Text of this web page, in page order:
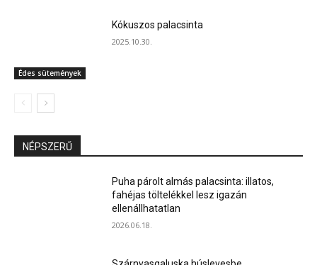
Édes sütemények
Kókuszos palacsinta
2025.10.30.
NÉPSZERŰ
Puha párolt almás palacsinta: illatos,
fahéjas töltelékkel lesz igazán
ellenállhatatlan
2026.06.18.